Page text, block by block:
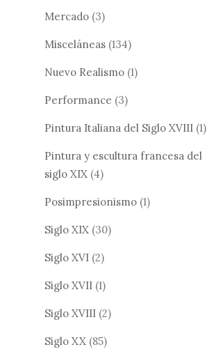
Mercado (3)
Misceláneas (134)
Nuevo Realismo (1)
Performance (3)
Pintura Italiana del Siglo XVIII (1)
Pintura y escultura francesa del
siglo XIX (4)
Posimpresionismo (1)
Siglo XIX (30)
Siglo XVI (2)
Siglo XVII (1)
Siglo XVIII (2)
Siglo XX (85)